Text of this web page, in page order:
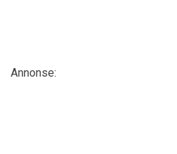
Annonse: